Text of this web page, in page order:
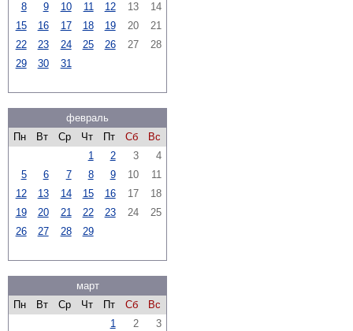
8
9 10 11 12 13
14
15
16 17 18 19 20
21
22
23 24 25 26 27
28
29
30 31
февраль
Пн
Вт Ср Чт Пт Сб
Вс
1
2 3
4
5
6 7 8 9 10
11
12
13 14 15 16 17
18
19
20 21 22 23 24
25
26
27 28 29
март
Пн
Вт Ср Чт Пт Сб
Вс
1
2
3